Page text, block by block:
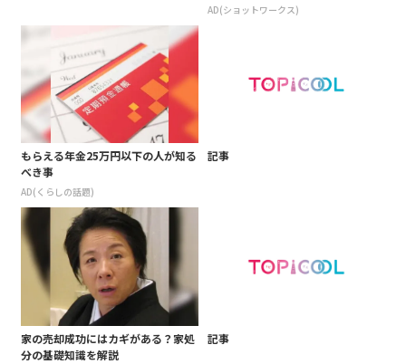
AD(ショットワークス)
もらえる年金25万円以下の人が知る
べき事
AD(くらしの話題)
記事
家の売却成功にはカギがある？家処
分の基礎知識を解説
記事